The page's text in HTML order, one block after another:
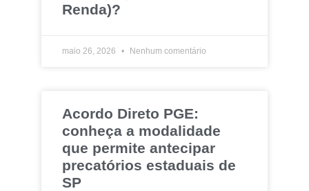
Renda)?
maio 26, 2026 Nenhum comentário
Acordo Direto PGE:
conheça a modalidade
que permite antecipar
precatórios estaduais de
SP